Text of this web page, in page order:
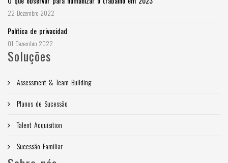
22 Dezembro 2022
Política de privacidad
01 Dezembro 2022
Soluções
Assessment & Team Building
Planos de Sucessão
Talent Acquisition
Sucessão Familiar